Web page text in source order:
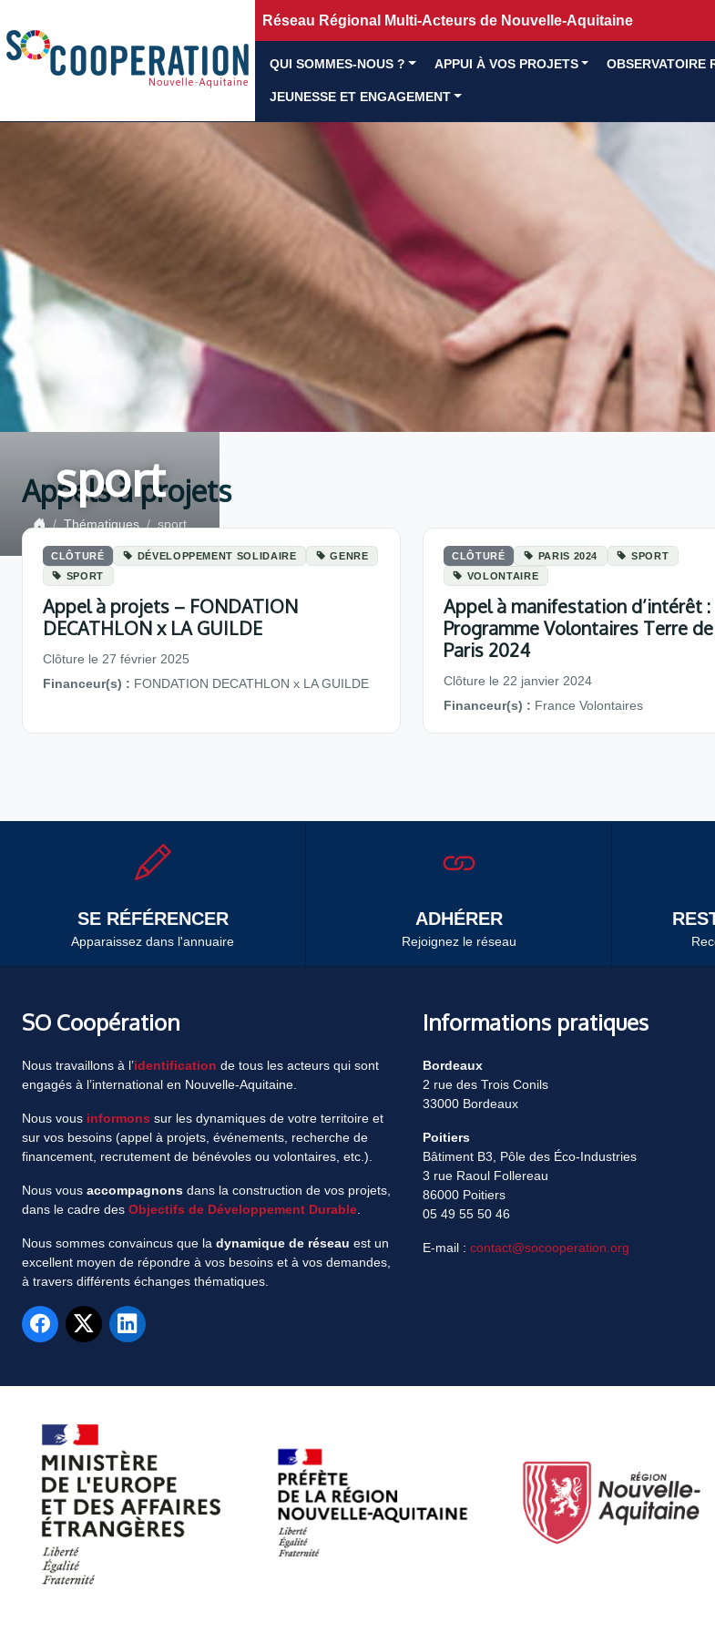
Réseau Régional Multi-Acteurs de Nouvelle-Aquitaine
QUI SOMMES-NOUS ? APPUI À VOS PROJETS OBSERVATOIRE
JEUNESSE ET ENGAGEMENT
sport
Thématiques sport
Appels à projets
CLÔTURÉ DÉVELOPPEMENT SOLIDAIRE
GENRE
SPORT
Appel à projets – FONDATION
DECATHLON x LA GUILDE
Clôture le 27 février 2025
Financeur(s) : FONDATION DECATHLON x LA GUILDE
CLÔTURÉ PARIS 2024
SPORT
VOLONTAIRE
Appel à manifestation d’intérêt :
Programme Volontaires Terre de
Paris 2024
Clôture le 22 janvier 2024
Financeur(s) : France Volontaires
SE RÉFÉRENCER
Apparaissez dans l'annuaire
ADHÉRER
Rejoignez le réseau
SO Coopération
Nous travaillons à l’identification de tous les acteurs qui sont
engagés à l’international en Nouvelle-Aquitaine.
Nous vous informons sur les dynamiques de votre territoire et
sur vos besoins (appel à projets, événements, recherche de
financement, recrutement de bénévoles ou volontaires, etc.).
Nous vous accompagnons dans la construction de vos projets,
dans le cadre des Objectifs de Développement Durable
Nous sommes convaincus que la dynamique de réseau est un
excellent moyen de répondre à vos besoins et à vos demandes,
à travers différents échanges thématiques.
Informations pratiques
Bordeaux
2 rue des Trois Conils
33000 Bordeaux
Poitiers
Bâtiment B3, Pôle des Éco-Industries
3 rue Raoul Follereau
86000 Poitiers
05 49 55 50 46
E-mail : contact@socooperation.org